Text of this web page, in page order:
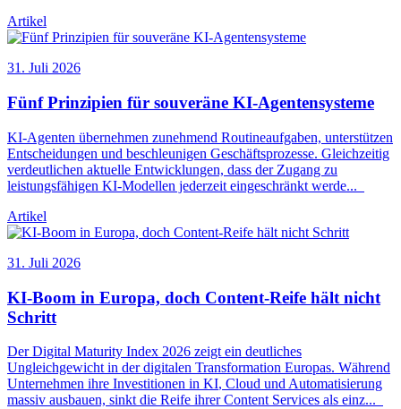
Artikel
31. Juli 2026
Fünf Prinzipien für souveräne KI-Agentensysteme
KI-Agenten übernehmen zunehmend Routineaufgaben, unterstützen
Entscheidungen und beschleunigen Geschäftsprozesse. Gleichzeitig
verdeutlichen aktuelle Entwicklungen, dass der Zugang zu
leistungsfähigen KI-Modellen jederzeit eingeschränkt werde...
Artikel
31. Juli 2026
KI-Boom in Europa, doch Content-Reife hält nicht
Schritt
Der Digital Maturity Index 2026 zeigt ein deutliches
Ungleichgewicht in der digitalen Transformation Europas. Während
Unternehmen ihre Investitionen in KI, Cloud und Automatisierung
massiv ausbauen, sinkt die Reife ihrer Content Services als einz...